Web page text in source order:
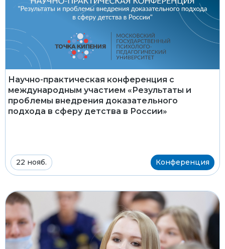
Научно-практическая конференция с
международным участием «Результаты и
проблемы внедрения доказательного
подхода в сферу детства в России»
22 нояб. Конференция